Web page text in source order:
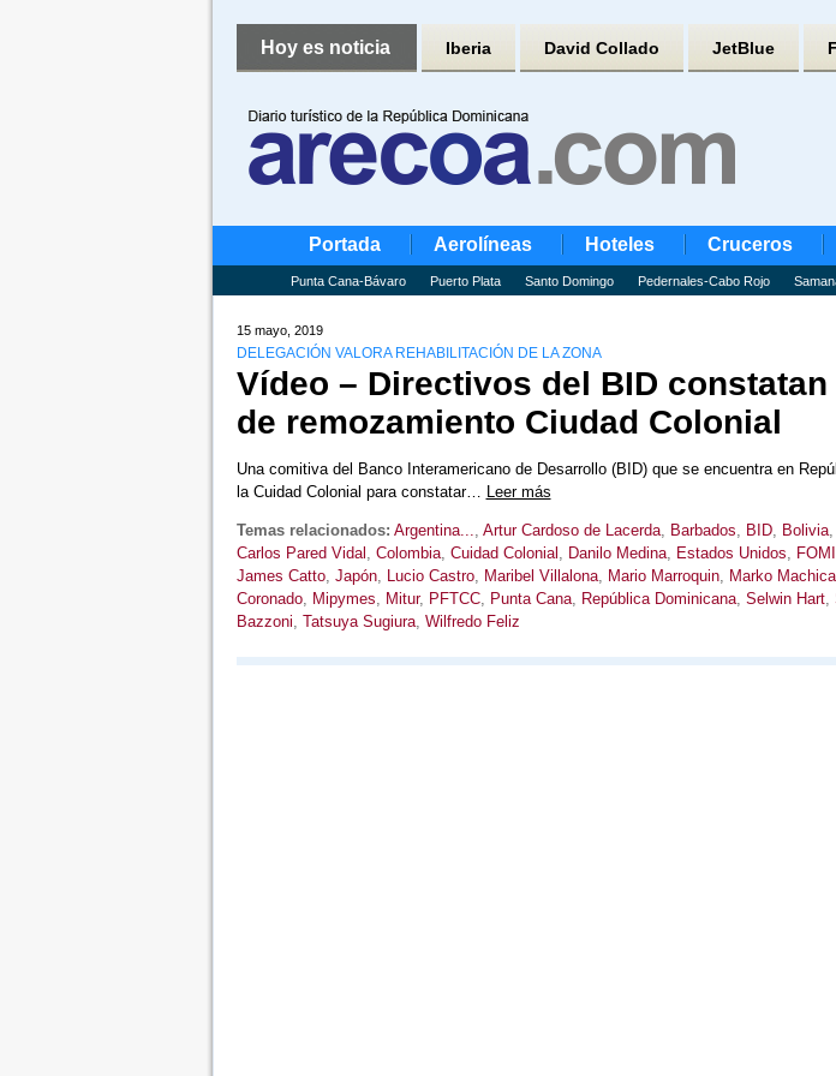
Hoy es noticia Iberia David Collado JetBlue
Portada Aerolíneas Hoteles Cruceros
Punta Cana-Bávaro Puerto Plata Santo Domingo Pedernales-Cabo Rojo
15 mayo, 2019
DELEGACIÓN VALORA REHABILITACIÓN DE LA ZONA
Vídeo – Directivos del BID
de remozamiento Ciudad Colonial
Una comitiva del Banco Interamericano de Desarrollo (BID) que se encuentra en
la Cuidad Colonial para constatar… Leer más
Temas relacionados: Argentina..., Artur Cardoso de Lacerda, Barbados, BID, Bolivia,
Carlos Pared Vidal , Colombia, Cuidad Colonial , Danilo Medina, Estados Unidos,
James Catto, Japón, Lucio Castro, Maribel Villalona, Mario Marroquin, Marko
Coronado, Mipymes, Mitur, PFTCC, Punta Cana, República Dominicana, Selwin Hart,
Bazzoni, Tatsuya Sugiura, Wilfredo Feliz